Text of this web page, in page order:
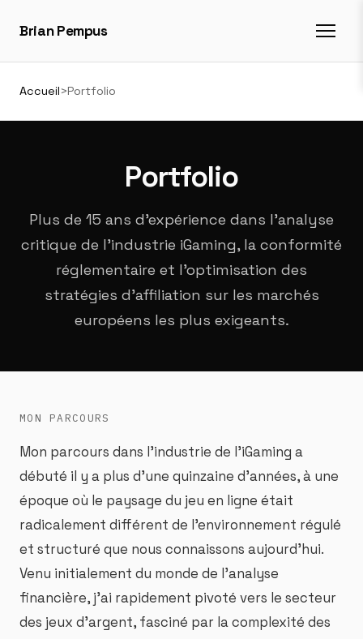
Brian Pempus
Accueil>Portfolio
Portfolio
Plus de 15 ans d'expérience dans l'analyse
critique de l'industrie iGaming, la conformité
réglementaire et l'optimisation des
stratégies d'affiliation sur les marchés
européens les plus exigeants.
MON PARCOURS
Mon parcours dans l'industrie de l'iGaming a
débuté il y a plus d'une quinzaine d'années, à une
époque où le paysage du jeu en ligne était
radicalement différent de l'environnement régulé
et structuré que nous connaissons aujourd'hui.
Venu initialement du monde de l'analyse
financière, j'ai rapidement pivoté vers le secteur
des jeux d'argent, fasciné par la complexité des